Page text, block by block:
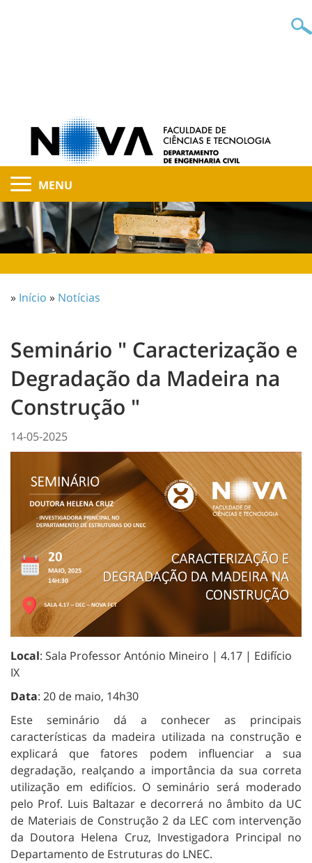
MENU
» Início » Notícias
Seminário " Caracterização e
Degradação da Madeira na
Construção "
14-05-2025
Local: Sala Professor António Mineiro | 4.17 | Edifício
IX
Data: 20 de maio, 14h30
Este seminário dá a conhecer as principais
características da madeira utilizada na construção e
explicará que fatores podem influenciar a sua
degradação, realçando a importância da sua correta
utilização em edifícios. O seminário será moderado
pelo Prof. Luis Baltazar e decorrerá no âmbito da UC
de Materiais de Construção 2 da LEC com intervenção
da Doutora Helena Cruz, Investigadora Principal no
Departamento de Estruturas do LNEC.